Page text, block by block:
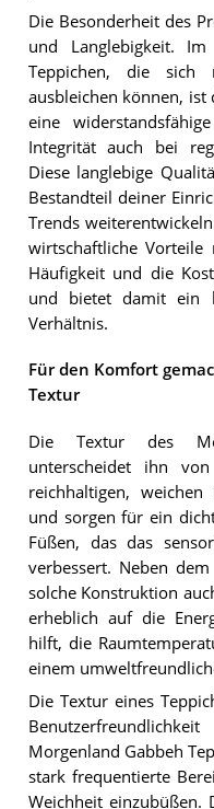
Die Besonderheit des
und Langlebigkeit.
Teppichen, die
ausbleichen können, ist
eine
Integrität auch bei
Diese langlebige
Bestandteil deiner
Trends
wirtschaftliche
Häufigkeit und die
und bietet damit ein
Verhältnis.
Für den Komfort
Textur
Die Textur des
unterscheidet ihn
reichhaltigen,
und sorgen für ein
Füßen, das das
verbessert. Neben
solche Konstruktion
erheblich auf die
hilft, die
einem
Die Textur eines
Morgenland Gabbeh
stark frequentierte
Weichheit einzubüßen.